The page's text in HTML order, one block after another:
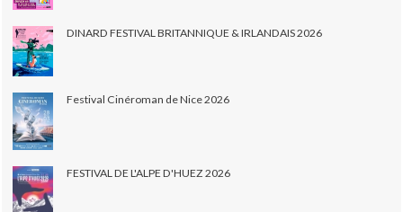
DINARD FESTIVAL BRITANNIQUE & IRLANDAIS 2026
Festival Cinéroman de Nice 2026
FESTIVAL DE L'ALPE D'HUEZ 2026